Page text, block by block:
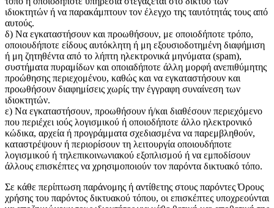
ιδιοκτητών ή να παρακάμπτουν τον έλεγχο της ταυτότητάς τους από
αυτούς.
δ) Να εγκαταστήσουν και προωθήσουν, με οποιοδήποτε τρόπο,
οποιουδήποτε είδους αυτόκλητη ή μη εξουσιοδοτημένη διαφήμιση
ή μη ζητηθέντα από το λήπτη ηλεκτρονικά μηνύματα (spam),
συστήματα πυραμίδων και οποιαδήποτε άλλη μορφή ανεπιθύμητης
προώθησης περιεχομένου, καθώς και να εγκαταστήσουν και
προωθήσουν διαφημίσεις χωρίς την έγγραφη συναίνεση των
ιδιοκτητών.
ε) Να εγκαταστήσουν, προωθήσουν ή/και διαθέσουν περιεχόμενο
που περιέχει ιούς λογισμικού ή οποιοδήποτε άλλο ηλεκτρονικό
κώδικα, αρχεία ή προγράμματα σχεδιασμένα να παρεμβληθούν,
καταστρέψουν ή περιορίσουν τη λειτουργία οποιουδήποτε
λογισμικού ή τηλεπικοινωνιακού εξοπλισμού ή να εμποδίσουν
άλλους επισκέπτες να χρησιμοποιούν τον παρόντα δικτυακό τόπο.
Σε κάθε περίπτωση παράνομης ή αντίθετης στους παρόντες Όρους
χρήσης του παρόντος δικτυακού τόπου, οι επισκέπτες υποχρεούνται